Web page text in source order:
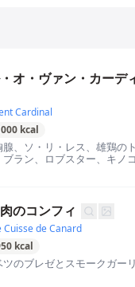
オ・ヴァン・カーデ
Cardinal
kcal
腺、ソ・リ・レス、雄鶏の
ブラン、ロブスター、キノ
のコンフィ
Cuisse de Canard
kcal
のブレゼとスモークガー